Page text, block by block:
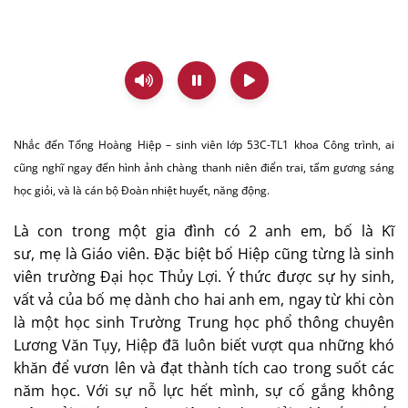
Nhắc đến Tống Hoàng Hiệp – sinh viên lớp 53C-TL1 khoa Công trình, ai
cũng nghĩ ngay đến hình ảnh chàng thanh niên điển trai, tấm gương sáng
học giỏi, và là cán bộ Đoàn nhiệt huyết, năng động.
Là con trong một gia đình có 2 anh em, bố là Kĩ
sư, mẹ là Giáo viên. Đặc biệt bố Hiệp cũng từng là sinh
viên trường Đại học Thủy Lợi. Ý thức được sự hy sinh,
vất vả của bố mẹ dành cho hai anh em, ngay từ khi còn
là một học sinh Trường Trung học phổ thông chuyên
Lương Văn Tụy, Hiệp đã luôn biết vượt qua những khó
khăn để vươn lên và đạt thành tích cao trong suốt các
năm học. Với sự nỗ lực hết mình, sự cố gắng không